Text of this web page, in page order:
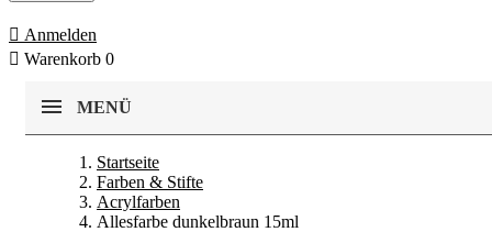
 Anmelden
 Warenkorb 0
MENÜ
Startseite
Farben & Stifte
Acrylfarben
Allesfarbe dunkelbraun 15ml